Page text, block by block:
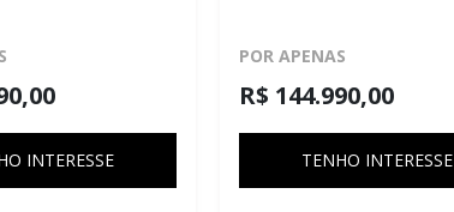
INTERESSE
POR APENAS
R$ 144.990,00
TENHO INTERESSE